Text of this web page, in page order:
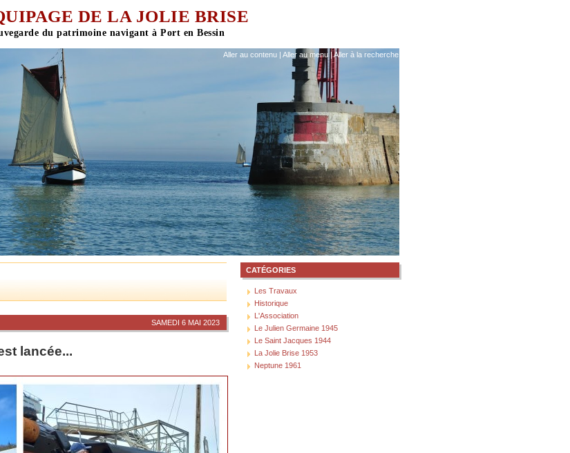
DE LA JOLIE BRISE
Aller au contenu | Aller au menu |Aller à la recherche
SAMEDI 6 MAI 2023
lancée...
CATÉGORIES
Les Travaux
Historique
L'Association
Le Julien Germaine 1945
Le Saint Jacques 1944
La Jolie Brise 1953
Neptune 1961